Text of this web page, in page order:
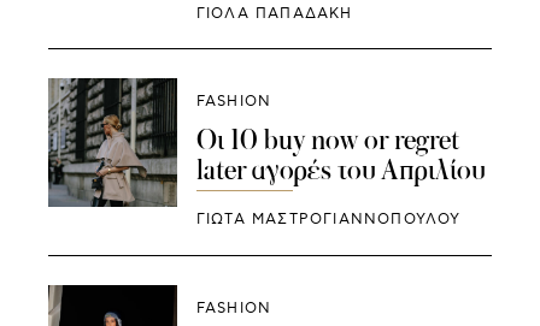
ΓΙΌΛΑ ΠΑΠΑΔΆΚΗ
FASHION
Οι 10 buy now or regret
later αγορές του Απριλίου
ΓΙΩΤΑ ΜΑΣΤΡΟΓΙΑΝΝΟΠΟΥΛΟΥ
FASHION